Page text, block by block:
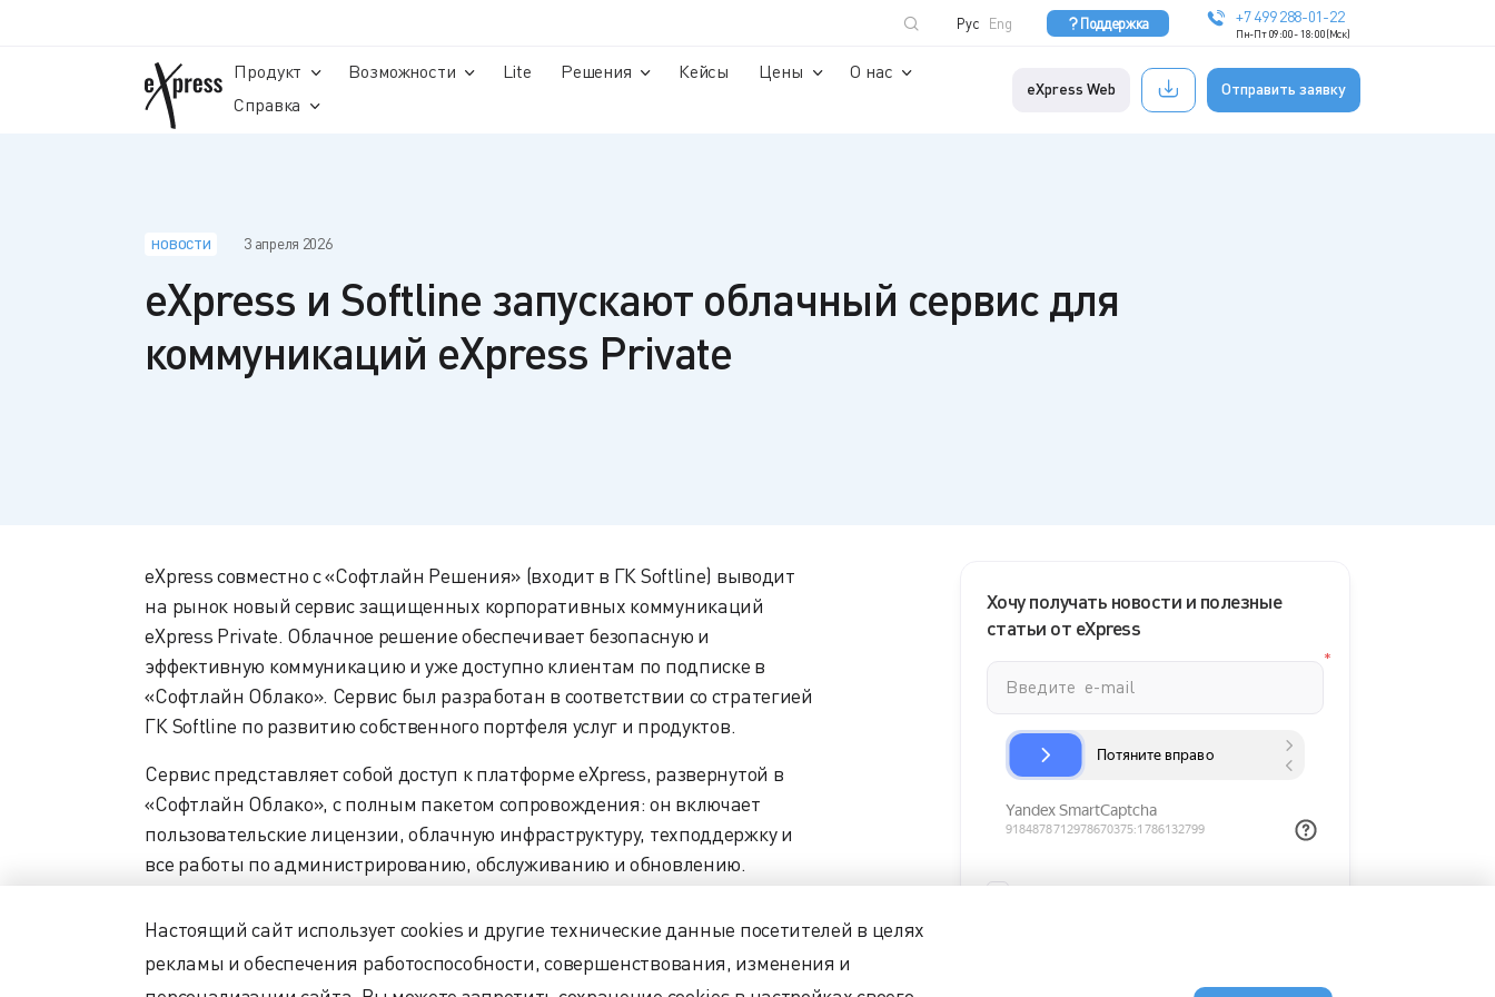
Поддержка +7 499 288-01-22
Пн-Пт 09:00 - 18:00 (Мск)
Рус Eng
eXpress Web Отправить заявку
Продукт Возможности Lite Решения Кейсы Цены
О нас
Справка
НОВОСТИ 3 апреля 2026
eXpress и Softline запускают облачный сервис для
коммуникаций eXpress Private
eXpress совместно с «Софтлайн Решения» (входит в ГК Softline) выводит
на рынок новый сервис защищенных корпоративных коммуникаций
eXpress Private. Облачное решение обеспечивает безопасную и
эффективную коммуникацию и уже доступно клиентам по подписке в
«Софтлайн Облако». Сервис был разработан в соответствии со стратегией
ГК Softline по развитию собственного портфеля услуг и продуктов.
Сервис представляет собой доступ к платформе eXpress, развернутой в
«Софтлайн Облако», с полным пакетом сопровождения: он включает
пользовательские лицензии, облачную инфраструктуру, техподдержку и
все работы по администрированию, обслуживанию и обновлению.
функции: чаты, ВКС, аудиозвонки, треды, группы, пользовательские
статусы и фоны в видеозвонках, демонстрация экрана, видео- и
аудиозапись встречи, реакции и стикеры в чатах и звонках, внешние и
Хочу получать новости и полезные
статьи от eXpress
Настоящий сайт использует cookies и другие технические данные посетителей в целях
рекламы и обеспечения работоспособности, совершенствования, изменения и